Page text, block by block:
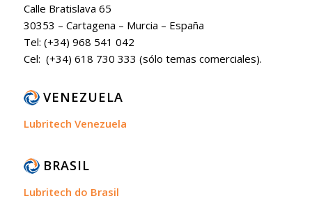
Calle Bratislava 65
30353 – Cartagena – Murcia – España
Tel: (+34) 968 541 042
Cel: (+34) 618 730 333 (sólo temas comerciales).
VENEZUELA
Lubritech Venezuela
BRASIL
Lubritech do Brasil